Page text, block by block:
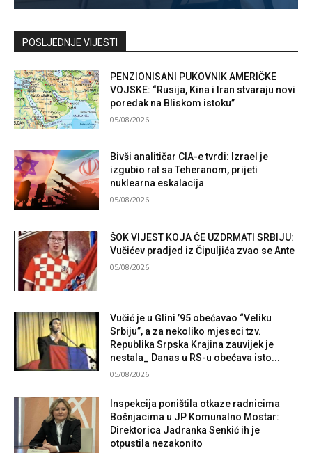
Kontaktirajte nas
POSLJEDNJE VIJESTI
PENZIONISANI PUKOVNIK AMERIČKE
VOJSKE: “Rusija, Kina i Iran stvaraju novi
poredak na Bliskom istoku”
05/08/2026
Bivši analitičar CIA-e tvrdi: Izrael je
izgubio rat sa Teheranom, prijeti
nuklearna eskalacija
05/08/2026
ŠOK VIJEST KOJA ĆE UZDRMATI SRBIJU:
Vučićev pradjed iz Čipuljića zvao se Ante
05/08/2026
Vučić je u Glini ’95 obećavao “Veliku
Srbiju”, a za nekoliko mjeseci tzv.
Republika Srpska Krajina zauvijek je
nestala_ Danas u RS-u obećava isto...
05/08/2026
Inspekcija poništila otkaze radnicima
Bošnjacima u JP Komunalno Mostar:
Direktorica Jadranka Senkić ih je
otpustila nezakonito